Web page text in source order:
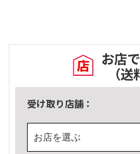
お店
（
受け取り店舗：
お店を選ぶ